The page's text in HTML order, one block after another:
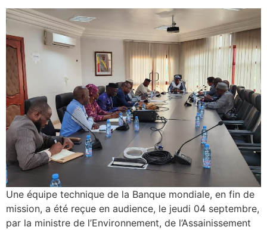
Une équipe technique de la Banque mondiale, en fin de
mission, a été reçue en audience, le jeudi 04 septembre,
par la ministre de l’Environnement, de l’Assainissement